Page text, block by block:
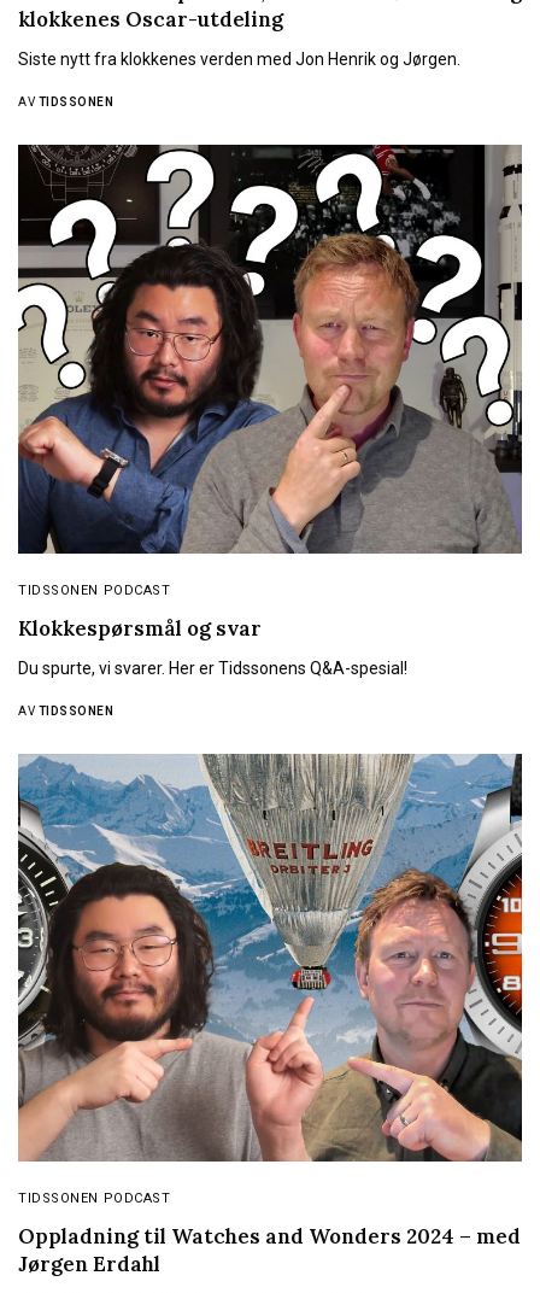
klokkenes Oscar-utdeling
Siste nytt fra klokkenes verden med Jon Henrik og Jørgen.
AV TIDSSONEN
TIDSSONEN PODCAST
Klokkespørsmål og svar
Du spurte, vi svarer. Her er Tidssonens Q&A-spesial!
AV TIDSSONEN
TIDSSONEN PODCAST
Oppladning til Watches and Wonders 2024 – med
Jørgen Erdahl